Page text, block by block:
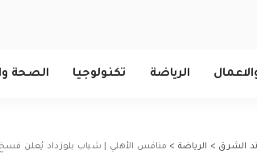
الرياضة تكنولوجيا الصحة
الشرق > الرياضة > منافس الأهلي | شباب بلوزداد يُعلن فسخ